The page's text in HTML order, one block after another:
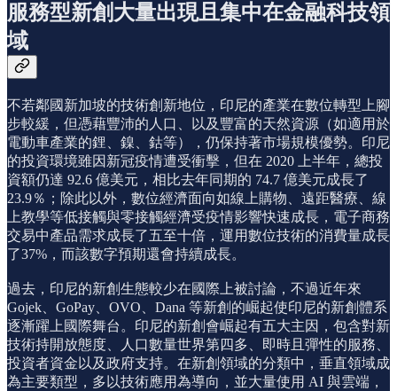
服務型新創大量出現且集中在金融科技領
域
不若鄰國新加坡的技術創新地位，印尼的產業在數位轉型上腳
步較緩，但憑藉豐沛的人口、以及豐富的天然資源（如適用於
電動車產業的鋰、鎳、鈷等），仍保持著市場規模優勢。印尼
的投資環境雖因新冠疫情遭受衝擊，但在 2020 上半年，總投
資額仍達 92.6 億美元，相比去年同期的 74.7 億美元成長了
23.9％；除此以外，數位經濟面向如線上購物、遠距醫療、線
上教學等低接觸與零接觸經濟受疫情影響快速成長，電子商務
交易中產品需求成長了五至十倍，運用數位技術的消費量成長
了37%，而該數字預期還會持續成長。
過去，印尼的新創生態較少在國際上被討論，不過近年來
Gojek、GoPay、OVO、Dana 等新創的崛起使印尼的新創體系
逐漸躍上國際舞台。印尼的新創會崛起有五大主因，包含對新
技術持開放態度、人口數量世界第四多、即時且彈性的服務、
投資者資金以及政府支持。在新創領域的分類中，垂直領域成
為主要類型，多以技術應用為導向，並大量使用 AI 與雲端，